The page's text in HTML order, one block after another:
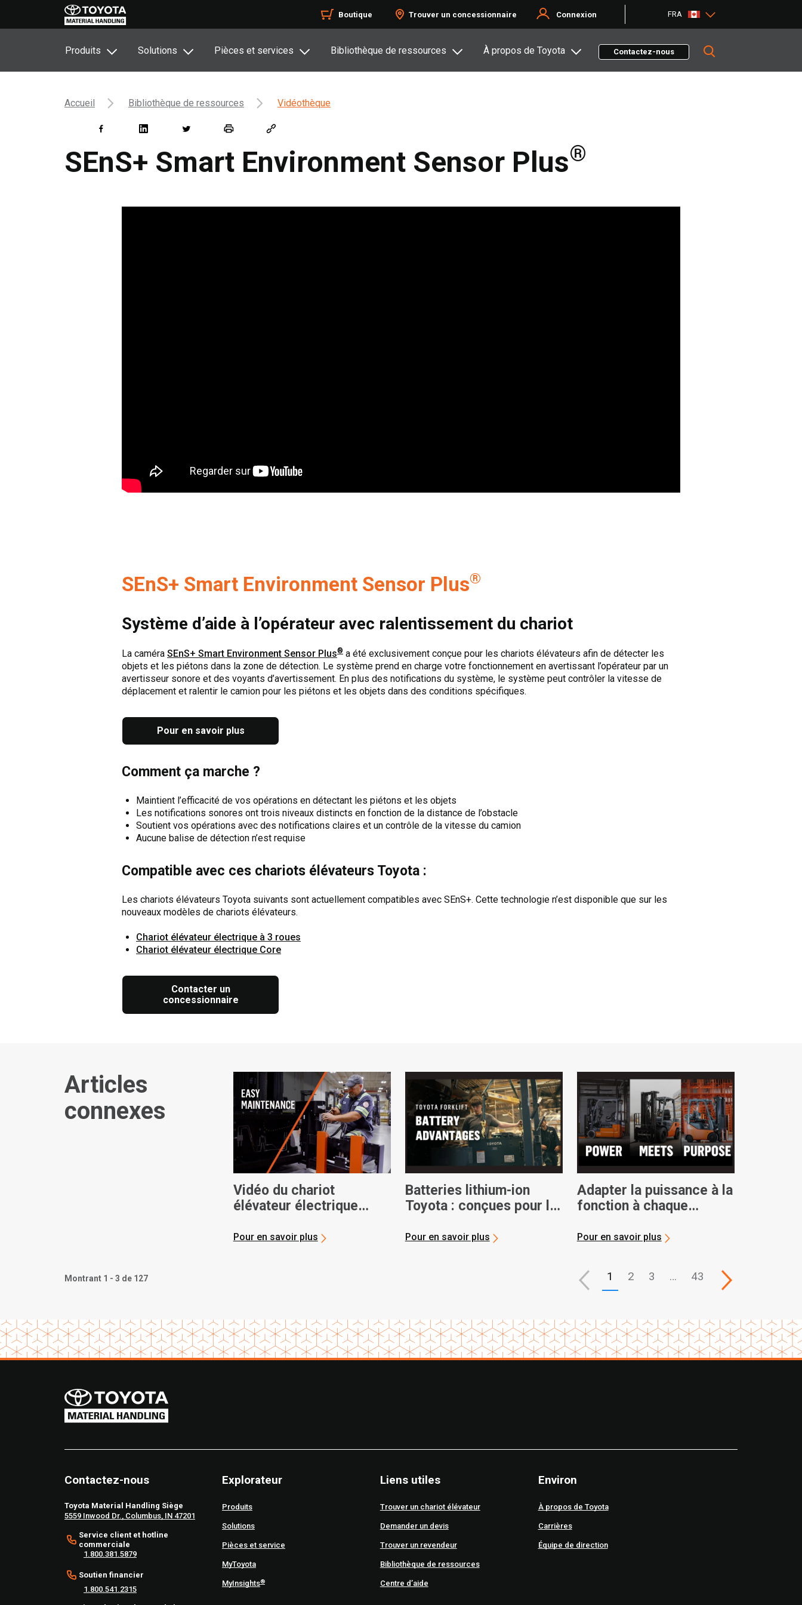
Boutique Trouver un concessionnaire Connexion FRA
Produits Solutions Pièces et services Bibliothèque de ressources À propos de Toyota Contactez-nous
Accueil Bibliothèque de ressources Vidéothèque
SEnS+ Smart Environment Sensor Plus®
SEnS+ Smart Environment Sensor Plus®
Système d’aide à l’opérateur avec ralentissement du chariot
La caméra SEnS+ Smart Environment Sensor Plus® a été exclusivement conçue pour les chariots élévateurs afin de détecter les
objets et les piétons dans la zone de détection. Le système prend en charge votre fonctionnement en avertissant l’opérateur par un
avertisseur sonore et des voyants d’avertissement. En plus des notifications du système, le système peut contrôler la vitesse de
déplacement et ralentir le camion pour les piétons et les objets dans des conditions spécifiques.
Pour en savoir plus
Comment ça marche ?
Maintient l’efficacité de vos opérations en détectant les piétons et les objets
Les notifications sonores ont trois niveaux distincts en fonction de la distance de l’obstacle
Soutient vos opérations avec des notifications claires et un contrôle de la vitesse du camion
Aucune balise de détection n’est requise
Compatible avec ces chariots élévateurs Toyota :
Les chariots élévateurs Toyota suivants sont actuellement compatibles avec SEnS+. Cette technologie n’est disponible que sur les
nouveaux modèles de chariots élévateurs.
Chariot élévateur électrique à 3 roues
Chariot élévateur électrique Core
Contacter un
concessionnaire
Articles
connexes
Vidéo du chariot
élévateur électrique
Pour en savoir plus
Batteries lithium-ion
Toyota : conçues pour la
pour le partenariat
Pour en savoir plus
Adapter la puissance à la
fonction à chaque
Pour en savoir plus
Montrant 1 - 3 de 127 1 2 3 … 43
Contactez-nous
Toyota Material Handling Siège
5559 Inwood Dr., Columbus, IN 47201
Service client et hotline
commerciale
1.800.381.5879
Soutien financier
1.800.541.2315
Explorateur
Produits
Solutions
Pièces et service
MyToyota
MyInsights®
Liens utiles
Trouver un chariot élévateur
Demander un devis
Trouver un revendeur
Bibliothèque de ressources
Centre d’aide
Environ
À propos de Toyota
Carrières
Équipe de direction